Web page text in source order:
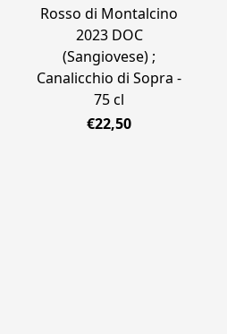
Rosso di Montalcino
2023 DOC
(Sangiovese) ;
Canalicchio di Sopra -
75 cl
€22,50